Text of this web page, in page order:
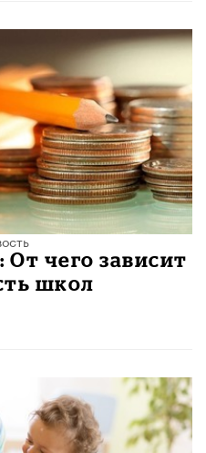
От чего зависит
школ